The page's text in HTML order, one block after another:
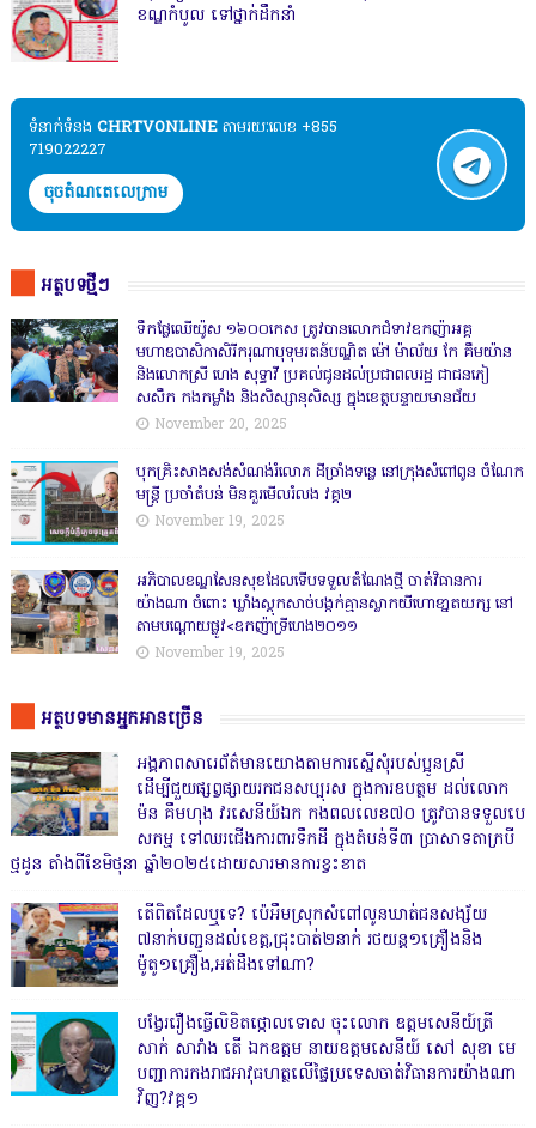
ខណ្ឌកំបូល ទៅថ្នាក់ដឹកនាំ
ទំនាក់ទំនង​​ CHRTVONLINE តាមរយៈលេខ +855
719022227
ចុចតំណតេលេក្រាម
អត្ថបទថ្មីៗ
ទឹកផ្លែឈើយ៉ូស ១៦០០កេស ត្រូវបានលោកជំទាវឧកញ៉ាអគ្គ
មហាឧបាសិកាសិរីករុណាបុទុមរតន៍បណ្ឌិត ម៉ៅ ម៉ាល័យ កែ គឹមយ៉ាន
និងលោកស្រី ហេង សុទ្ធាវី ប្រគល់ជូនដល់ប្រជាពលរដ្ឋ ជាជនភៀ
សសឹក កងកម្លាំង និងសិស្សានុសិស្ស ក្នុងខេត្តបន្ទាយមានជ័យ
November 20, 2025
បុកគ្រិះសាងសង់សំណង់រំលោភ ដីច្រាំងទន្លេ នៅក្រុងសំពៅពូន ចំណែក
មន្ត្រី ប្រចាំតំបន់ មិនគួរមើលរំលង វគ្គ២
November 19, 2025
អភិបាលខណ្ឌសែនសុខដែលទើបទទួលតំណែងថ្មី ចាត់វិធានការ
យ៉ាងណា ចំពោះ ឃ្លាំងស្តុកសាច់បង្កក់គ្មានស្លាកយីហោខា្នតយក្ស នៅ
តាមបណ្តោយផ្លូវ<ឧកញ៉ាទ្រីហេង២០១១
November 19, 2025
អត្ថបទមានអ្នកអានច្រើន
អង្គភាពសារេព័ត៌មានយោងតាមការស្នើសុំរបស់ប្អូនស្រី
ដើម្បីជួយផ្សព្វផ្សាយរកជនសប្បុរស ក្នុងការឧបត្ថម ដល់លោក
ម៉ន គឹមហុង វរសេនីយ៍ឯក កងពលលេខ៧០ ត្រូវបានទទួលបេ
សកម្ម ទៅឈរជើងការពារទឹកដី ក្នុងតំបន់ទី៣ ប្រាសាទតាក្របី
ថ្មដូន តាំងពីខែមិថុនា ឆ្នាំ២០២៥ដោយសារមានការខ្វះខាត
តើពិតដែលឬទេ? ប៉េអឹមស្រុកសំពៅលូនឃាត់ជនសង្ស័យ
៧នាក់បញ្ជូនដល់ខេត្ត,ជ្រុះបាត់២នាក់ រថយន្ត១គ្រឿងនិង
ម៉ូតូ១គ្រឿង,អត់ដឹងទៅណា?
បង្វែររឿងធ្វើលិខិតថ្កោលទោស ចុះលោក ឧត្តមសេនីយ៍ត្រី
សាក់ សារាំង តើ ឯកឧត្តម នាយឧត្តមសេនីយ៍ សៅ សុខា មេ
បញ្ជាការកងរាជអាវុធហត្ថលើផ្ទៃប្រទេសចាត់វិធានការយ៉ាងណា
វិញ?វគ្គ១